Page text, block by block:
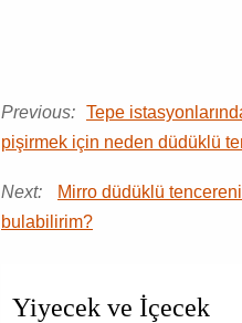
Previous: Tepe
pişirmek için neden düdüklü
Next:
Mirro düdüklü
bulabilirim?
Yiyecek ve İçecek